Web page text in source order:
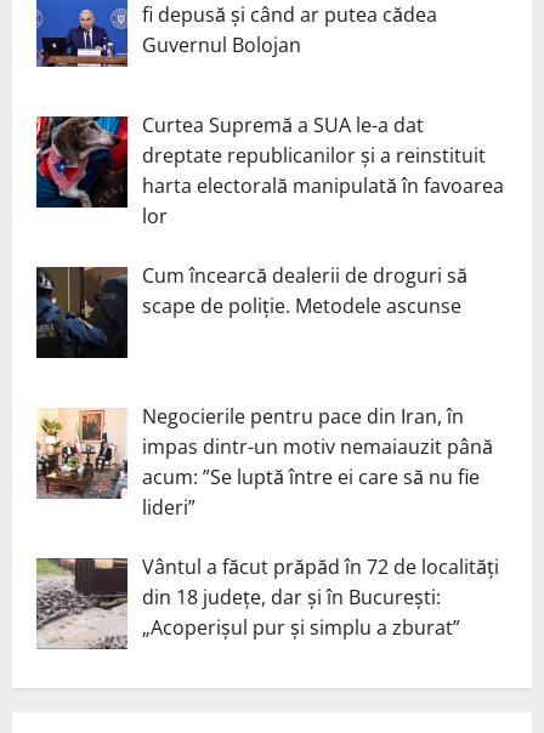
fi depusă și când ar putea cădea
Guvernul Bolojan
Curtea Supremă a SUA le-a dat
dreptate republicanilor și a reinstituit
harta electorală manipulată în favoarea
lor
Cum încearcă dealerii de droguri să
scape de poliție. Metodele ascunse
Negocierile pentru pace din Iran, în
impas dintr-un motiv nemaiauzit până
acum: ”Se luptă între ei care să nu fie
lideri”
Vântul a făcut prăpăd în 72 de localități
din 18 județe, dar și în București:
„Acoperișul pur și simplu a zburat”